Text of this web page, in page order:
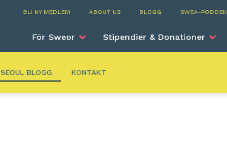
BLI NY MEDLEM ABOUT US BLOGG SWEA-PODDEN
Seoul
För Sweor Stipendier & Donationer
SEOUL BLOGG KONTAKT